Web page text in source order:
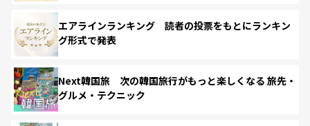
エアラインランキング 読者の投票をもとにランキン
グ形式で発表
Next韓国旅 次の韓国旅行がもっと楽しくなる 旅先・
グルメ・テクニック